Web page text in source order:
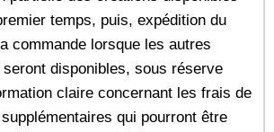
temps, puis, expédition du
commande lorsque les autres
disponibles, sous réserve
claire concernant les frais de
qui pourront être